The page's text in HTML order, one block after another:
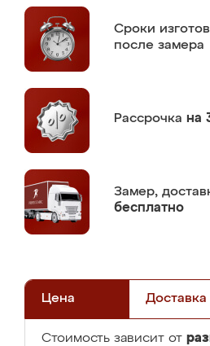
Сроки
после замера
Рассрочка на
Замер,
бесплатно
Цена Доставка
Стоимость зависит от